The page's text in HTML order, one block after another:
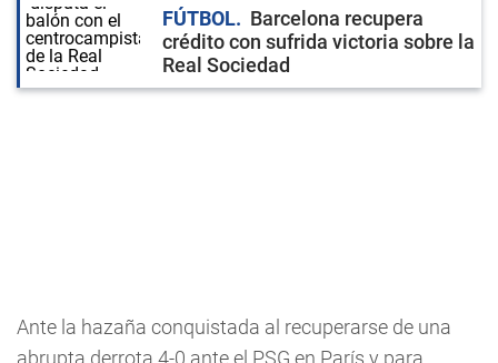
FÚTBOL
Barcelona recupera
crédito con sufrida victoria sobre la
Real Sociedad
Ante la hazaña conquistada al recuperarse de una
abrupta derrota 4-0 ante el PSG en París y para